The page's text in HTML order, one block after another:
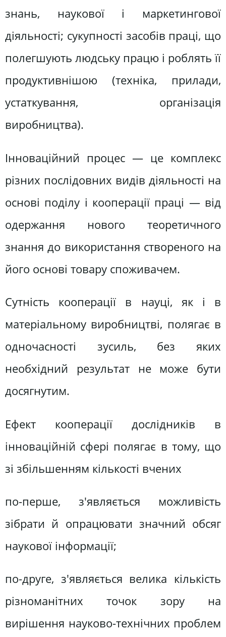
знань, наукової і маркетингової
діяльності; сукупності засобів праці, що
полегшують людську працю і роблять її
продуктивнішою (техніка, прилади,
устаткування, організація
виробництва).
Інноваційний процес — це комплекс
різних послідовних видів діяльності на
основі поділу і кооперації праці — від
одержання нового теоретичного
знання до використання створеного на
його основі товару споживачем.
Сутність кооперації в науці, як і в
матеріальному виробництві, полягає в
одночасності зусиль, без яких
необхідний результат не може бути
досягнутим.
Ефект кооперації дослідників в
інноваційній сфері полягає в тому, що
зі збільшенням кількості вчених
по-перше, з'являється можливість
зібрати й опрацювати значний обсяг
наукової інформації;
по-друге, з'являється велика кількість
різноманітних точок зору на
вирішення науково-технічних проблем